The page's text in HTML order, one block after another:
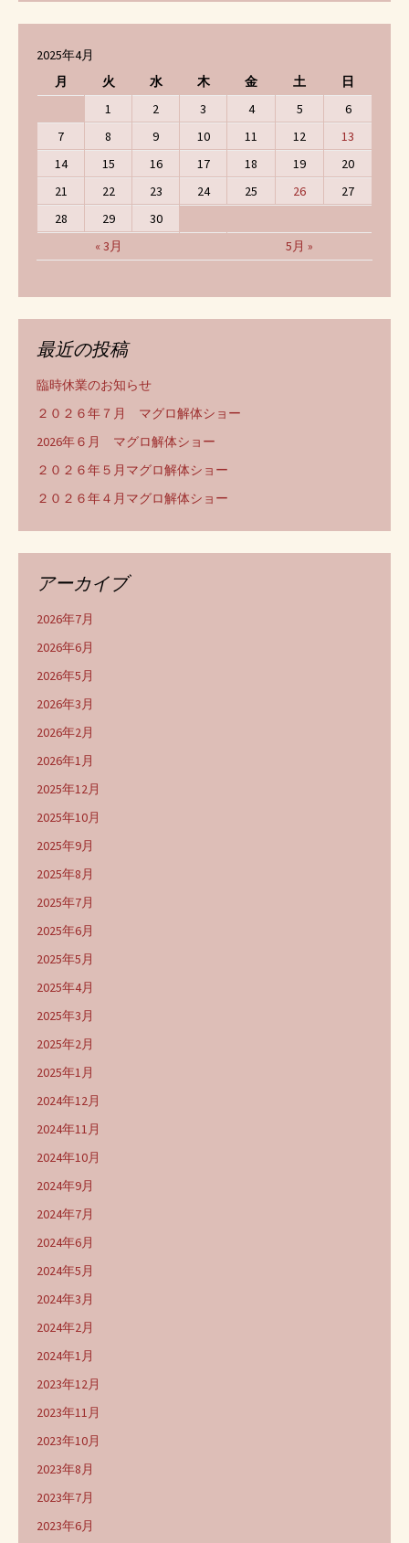
2025年4月
月
火 水 木 金 土 日
« 3月 5月 »
1 2 3 4 5
6
7
8 9 10 11 12
13
14
15 16 17 18 19
20
21
22 23 24 25 26
27
28
29 30
最近の投稿
臨時休業のお知らせ
２０２６年７月 マグロ解体ショー
2026年６月 マグロ解体ショー
２０２６年５月マグロ解体ショー
２０２６年４月マグロ解体ショー
アーカイブ
2026年7月
2026年6月
2026年5月
2026年3月
2026年2月
2026年1月
2025年12月
2025年10月
2025年9月
2025年8月
2025年7月
2025年6月
2025年5月
2025年4月
2025年3月
2025年2月
2025年1月
2024年12月
2024年11月
2024年10月
2024年9月
2024年7月
2024年6月
2024年5月
2024年3月
2024年2月
2024年1月
2023年12月
2023年11月
2023年10月
2023年8月
2023年7月
2023年6月